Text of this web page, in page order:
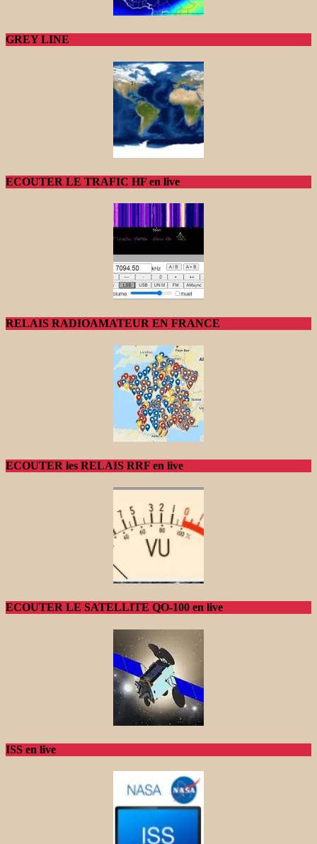
GREY LINE
ECOUTER LE TRAFIC HF en live
RELAIS RADIOAMATEUR EN FRANCE
ECOUTER les RELAIS RRF en live
ECOUTER LE SATELLITE QO-100 en live
ISS en live